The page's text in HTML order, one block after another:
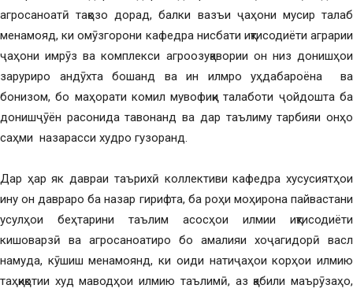
агросаноатӣ тақозо дорад, балки вазъи ҷаҳони мусир талаб
менамояд, ки омӯзгорони кафедра нисбати иқтисодиёти аграрии
ҷаҳони имрӯз ва комплекси агроозуқавории он низ донишҳои
заруриро андӯхта бошанд ва ин илмро уҳдабароёна ва
бонизом, бо маҳорати комил мувофиқи талаботи ҷойдошта ба
донишҷӯён расонида тавонанд ва дар таълиму тарбияи онҳо
саҳми назарасси худро гузоранд.
Дар ҳар як давраи таърихӣ коллективи кафедра хусусиятҳои
ину он давраро ба назар гирифта, ба роҳи моҳирона пайвастани
усулҳои беҳтарини таълим асосҳои илмии иқтисодиёти
кишоварзӣ ва агросаноатиро бо амалияи хоҷагидорӣ васл
намуда, кӯшиш менамоянд, ки оиди натиҷаҳои корҳои илмию
таҳқиқотии худ маводҳои илмию таълимӣ, аз қабили маърӯзаҳо,